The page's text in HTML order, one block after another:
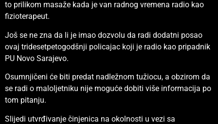
to prilikom masaže kada je van radnog vremena radio kao
fizioterapeut.
Još se ne zna da li je imao dozvolu da radi dodatni posao
ovaj tridesetpetogodšnji policajac koji je radio kao pripadnik
PU Novo Sarajevo.
Osumnjičeni će biti predat nadležnom tužiocu, a obzirom da
se radi o maloljetniku nije moguće dobiti više informacija po
tom pitanju.
Slijedi utvrđivanje činjenica na okolnosti u vezi sa